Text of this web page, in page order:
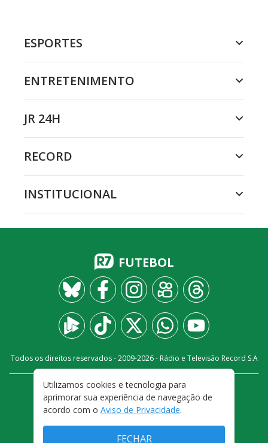
ESPORTES
ENTRETENIMENTO
JR 24H
RECORD
INSTITUCIONAL
FUTEBOL
Todos os direitos reservados - 2009-2026- Rádio e Televisão Record S.A
FALE CONOSCO
PRIVACIDADE
TERMOS E CONDIÇÕES DE USO
Utilizamos cookies e tecnologia para
aprimorar sua experiência de navegação de
acordo com o Aviso de Privacidade.
FECHAR